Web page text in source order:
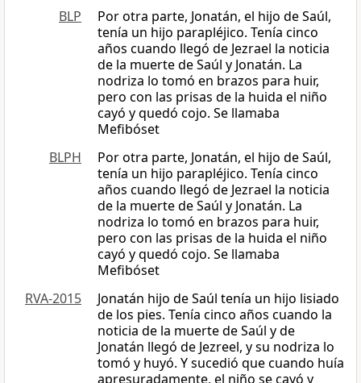
BLP
Por otra parte, Jonatán, el hijo de Saúl,
tenía un hijo parapléjico. Tenía cinco
años cuando llegó de Jezrael la noticia
de la muerte de Saúl y Jonatán. La
nodriza lo tomó en brazos para huir,
pero con las prisas de la huida el niño
cayó y quedó cojo. Se llamaba
Mefibóset
BLPH
Por otra parte, Jonatán, el hijo de Saúl,
tenía un hijo parapléjico. Tenía cinco
años cuando llegó de Jezrael la noticia
de la muerte de Saúl y Jonatán. La
nodriza lo tomó en brazos para huir,
pero con las prisas de la huida el niño
cayó y quedó cojo. Se llamaba
Mefibóset
RVA-2015
Jonatán hijo de Saúl tenía un hijo lisiado
de los pies. Tenía cinco años cuando la
noticia de la muerte de Saúl y de
Jonatán llegó de Jezreel, y su nodriza lo
tomó y huyó. Y sucedió que cuando huía
apresuradamente, el niño se cayó y